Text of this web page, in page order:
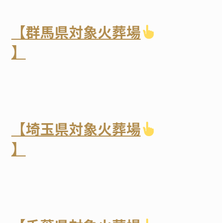
【群馬県対象火葬場
】
【埼玉県対象火葬場
】